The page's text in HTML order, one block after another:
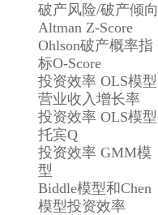
破产风险/破产倾向
Altman Z-Score
Ohlson破产概率指
标O-Score
投资效率 OLS模型
营业收入增长率
投资效率 OLS模型
托宾Q
投资效率 GMM模
型
Biddle模型和Chen
模型投资效率